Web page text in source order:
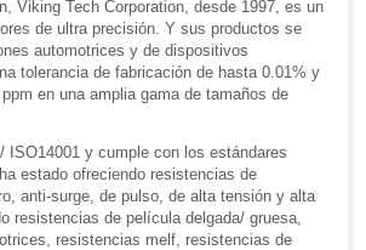
Viking Tech Corporation, desde 1997, es un
de ultra precisión. Y sus productos se
automotrices y de dispositivos
tolerancia de fabricación de hasta 0.01% y
en una amplia gama de tamaños de
ISO14001 y cumple con los estándares
estado ofreciendo resistencias de
anti-surge, de pulso, de alta tensión y alta
resistencias de película delgada/ gruesa,
resistencias melf, resistencias de